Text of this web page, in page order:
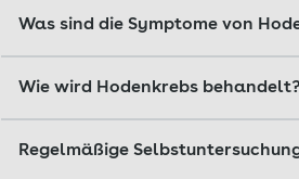
Was sind die Symptome von
Durch eine regelmäßige
Wie wird Hodenkrebs behandelt?
Wird Hodenkrebs frühzeitig
Regelmäßige